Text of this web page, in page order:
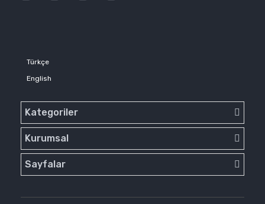
Türkçe
English
Kategoriler
Kurumsal
Sayfalar